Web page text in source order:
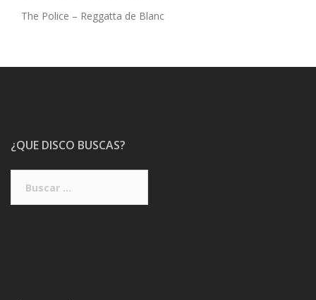
The Police – Reggatta de Blanc
¿QUE DISCO BUSCAS?